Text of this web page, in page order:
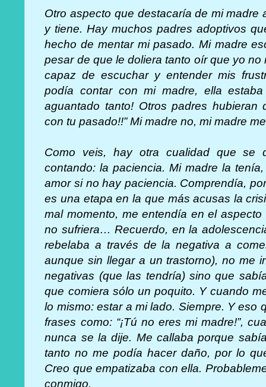
Otro aspecto que destacaría de mi madre
y tiene. Hay muchos padres adoptivos
hecho de mentar mi pasado. Mi madre
pesar de que le doliera tanto oír que yo no
capaz de escuchar y entender mis
podía contar con mi madre, ella
aguantado tanto! Otros padres hubieran
con tu pasado!!” Mi madre no, mi madre
Como veis, hay otra cualidad que se
contando: la paciencia. Mi madre la
amor si no hay paciencia. Comprendía,
es una etapa en la que más acusas la
mal momento, me entendía en el
no sufriera… Recuerdo, en la
rebelaba a través de la negativa a
aunque sin llegar a un trastorno), no me
negativas (que las tendría) sino que
que comiera sólo un poquito. Y cuando
lo mismo: estar a mi lado. Siempre. Y eso
frases como: “¡Tú no eres mi madre!”,
nunca se la dije. Me callaba porque
tanto no me podía hacer daño, por lo
Creo que empatizaba con ella.
conmigo.